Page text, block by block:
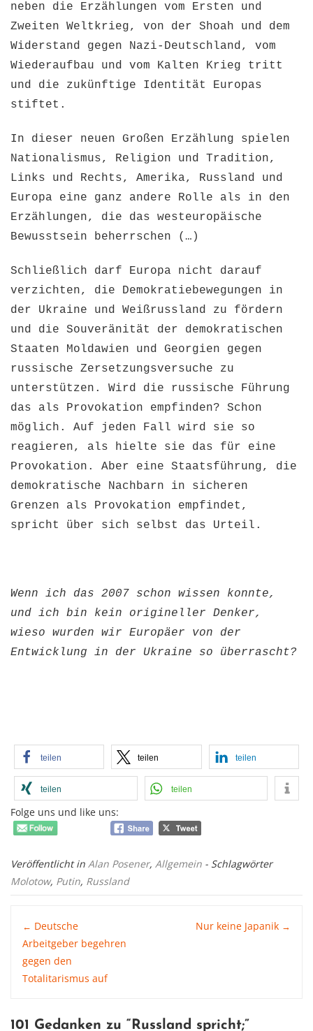
neben die Erzählungen vom Ersten und
Zweiten Weltkrieg, von der Shoah und dem
Widerstand gegen Nazi-Deutschland, vom
Wiederaufbau und vom Kalten Krieg tritt
und die zukünftige Identität Europas
stiftet.
In dieser neuen Großen Erzählung spielen
Nationalismus, Religion und Tradition,
Links und Rechts, Amerika, Russland und
Europa eine ganz andere Rolle als in den
Erzählungen, die das westeuropäische
Bewusstsein beherrschen (…)
Schließlich darf Europa nicht darauf
verzichten, die Demokratiebewegungen in
der Ukraine und Weißrussland zu fördern
und die Souveränität der demokratischen
Staaten Moldawien und Georgien gegen
russische Zersetzungsversuche zu
unterstützen. Wird die russische Führung
das als Provokation empfinden? Schon
möglich. Auf jeden Fall wird sie so
reagieren, als hielte sie das für eine
Provokation. Aber eine Staatsführung, die
demokratische Nachbarn in sicheren
Grenzen als Provokation empfindet,
spricht über sich selbst das Urteil.
Wenn ich das 2007 schon wissen konnte,
und ich bin kein origineller Denker,
wieso wurden wir Europäer von der
Entwicklung in der Ukraine so überrascht?
teilen teilen teilen
teilen teilen
Folge uns und like uns:
Veröffentlicht in Alan Posener, Allgemein - Schlagwörter
Molotow, Putin, Russland
Post
navigation
← Deutsche
Arbeitgeber begehren
gegen den
Totalitarismus auf
Nur keine Japanik →
101 Gedanken zu “ Russland spricht;”